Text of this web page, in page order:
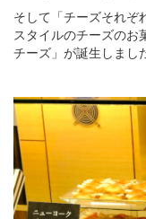
そして「チーズそれぞ
スタイルのチーズのお
チーズ」が誕生しまし